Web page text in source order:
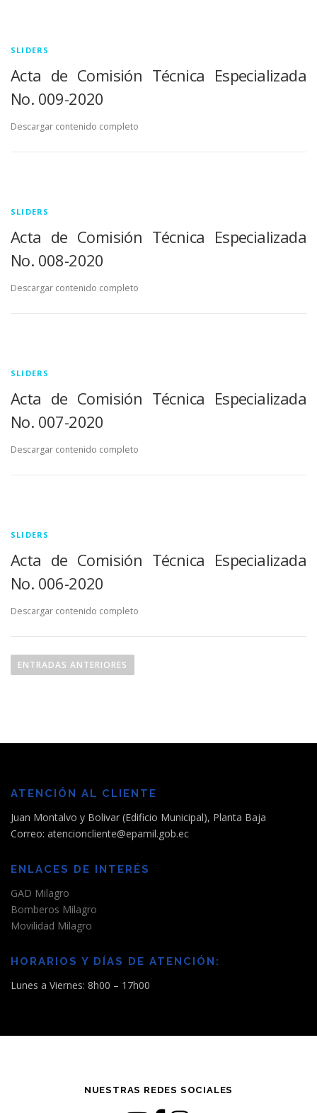
SLIDERS
Acta de Comisión Técnica Especializada
No. 009-2020
Descargar contenido completo
SLIDERS
Acta de Comisión Técnica Especializada
No. 008-2020
Descargar contenido completo
SLIDERS
Acta de Comisión Técnica Especializada
No. 007-2020
Descargar contenido completo
SLIDERS
Acta de Comisión Técnica Especializada
No. 006-2020
Descargar contenido completo
a
ó
n
d
e
n
t
r
d
a
ENTRADAS ANTERIORES
ATENCIÓN AL CLIENTE
Juan Montalvo y Bolivar (Edificio Municipal), Planta Baja
Correo: atencioncliente@epamil.gob.ec
ENLACES DE INTERÉS
GAD Milagro
Bomberos Milagro
Movilidad Milagro
HORARIOS Y DÍAS DE ATENCIÓN:
Lunes a Viernes: 8h00 – 17h00
NUESTRAS REDES SOCIALES